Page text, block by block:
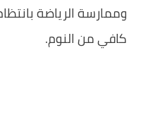
وممارسة الرياضة
كافي من النوم.